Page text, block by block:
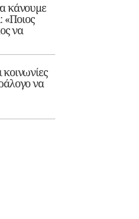
κάνουμε
«Ποιος
να
να